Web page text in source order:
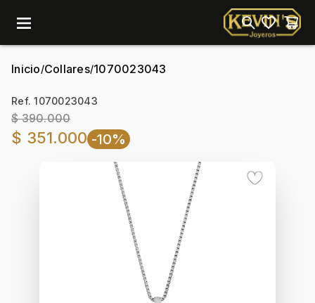
menu
Inicio/Collares/1070023043
Ref. 1070023043
$ 390.000
$ 351.000 -10%